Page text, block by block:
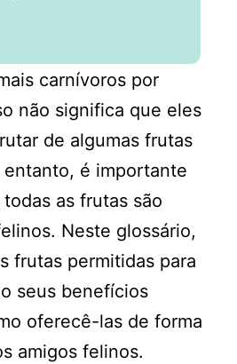
carnívoros por
não significa que eles
de algumas frutas
é importante
as frutas são
Neste glossário,
frutas permitidas para
seus benefícios
oferecê-las de forma
amigos felinos.